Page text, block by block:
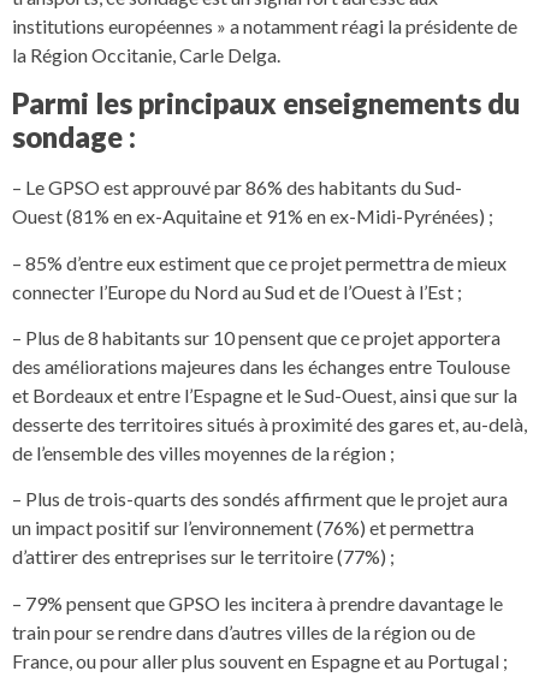
institutions européennes » a notamment réagi la présidente de
la Région Occitanie, Carle Delga.
Parmi les principaux enseignements du
sondage :
– Le GPSO est approuvé par 86% des habitants du Sud-
Ouest (81% en ex-Aquitaine et 91% en ex-Midi-Pyrénées) ;
– 85% d’entre eux estiment que ce projet permettra de mieux
connecter l’Europe du Nord au Sud et de l’Ouest à l’Est ;
– Plus de 8 habitants sur 10 pensent que ce projet apportera
des améliorations majeures dans les échanges entre Toulouse
et Bordeaux et entre l’Espagne et le Sud-Ouest, ainsi que sur la
desserte des territoires situés à proximité des gares et, au-delà,
de l’ensemble des villes moyennes de la région ;
– Plus de trois-quarts des sondés affirment que le projet aura
un impact positif sur l’environnement (76%) et permettra
d’attirer des entreprises sur le territoire (77%) ;
– 79% pensent que GPSO les incitera à prendre davantage le
train pour se rendre dans d’autres villes de la région ou de
France, ou pour aller plus souvent en Espagne et au Portugal ;